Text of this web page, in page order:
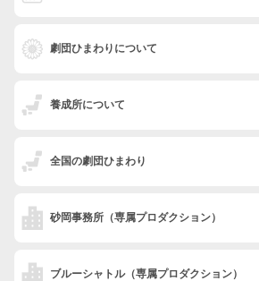
劇団ひまわりについて
養成所について
全国の劇団ひまわり
砂岡事務所 （専属プロダクション）
ブルーシャトル（専属プロダクション）